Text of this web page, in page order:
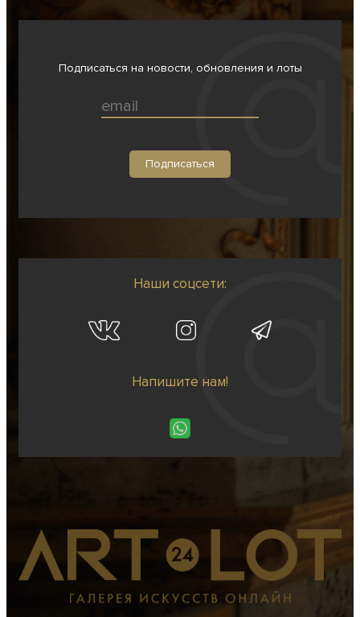
Подписаться на новости, обновления и лоты
Наши соцсети:
Напишите нам!